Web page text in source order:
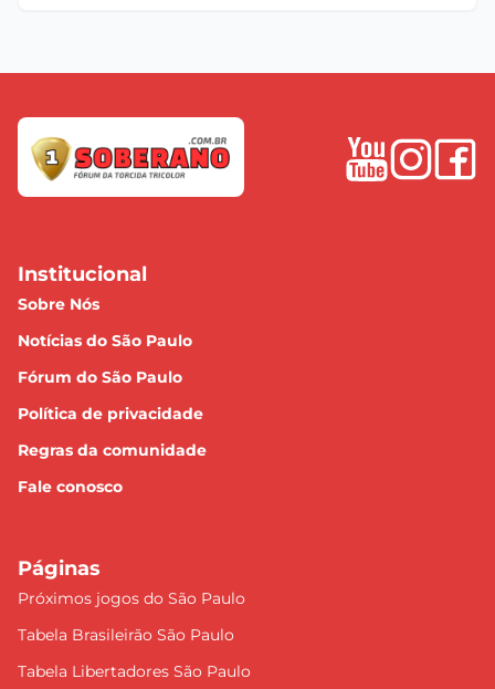
Institucional
Sobre Nós
Notícias do São Paulo
Fórum do São Paulo
Política de privacidade
Regras da comunidade
Fale conosco
Páginas
Próximos jogos do São Paulo
Tabela Brasileirão São Paulo
Tabela Libertadores São Paulo